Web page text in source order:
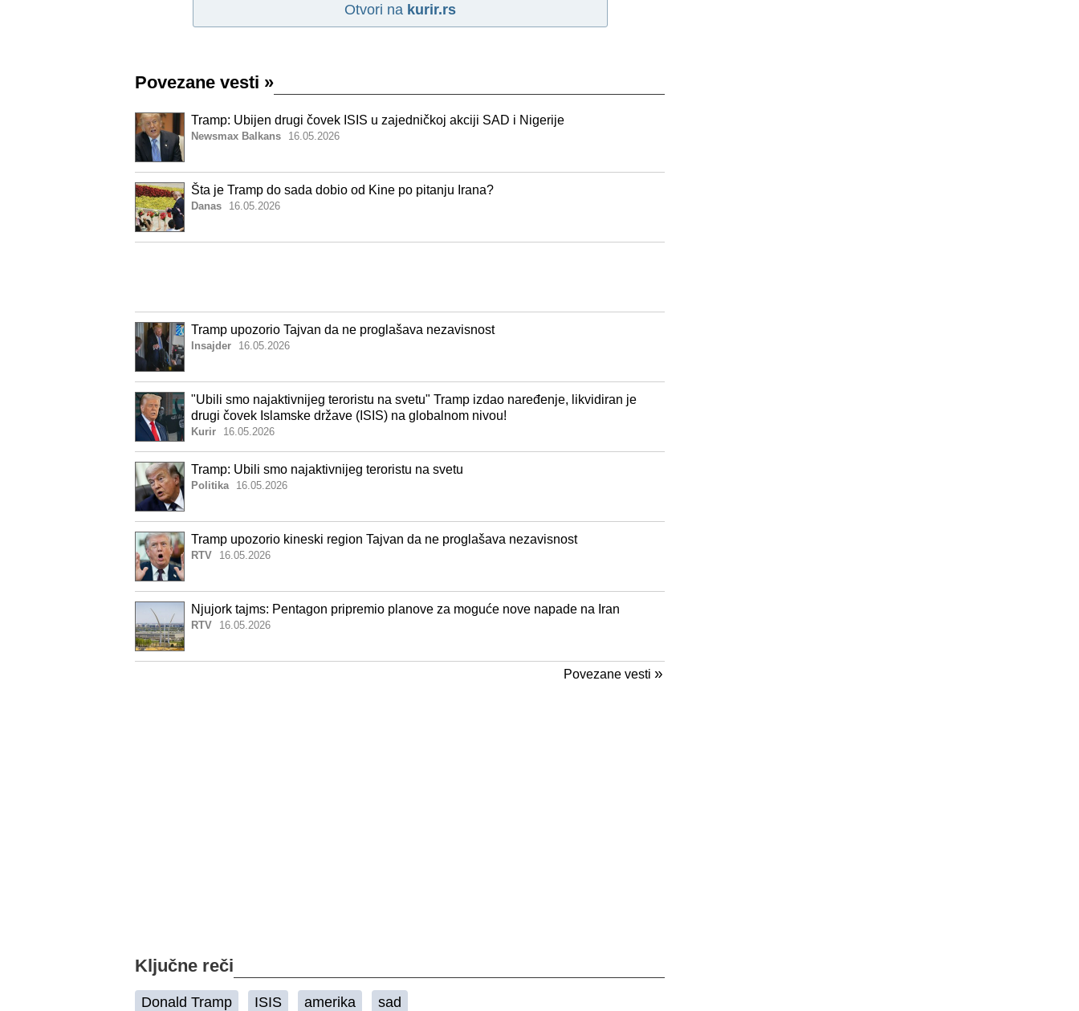
Otvori na kurir.rs
Povezane vesti »
Tramp: Ubijen drugi čovek ISIS u zajedničkoj akciji SAD i Nigerije
Newsmax Balkans 16.05.2026
Šta je Tramp do sada dobio od Kine po pitanju Irana?
Danas 16.05.2026
Tramp upozorio Tajvan da ne proglašava nezavisnost
Insajder 16.05.2026
"Ubili smo najaktivnijeg teroristu na svetu" Tramp izdao naređenje, likvidiran je
drugi čovek Islamske države (ISIS) na globalnom nivou!
Kurir 16.05.2026
Tramp: Ubili smo najaktivnijeg teroristu na svetu
Politika 16.05.2026
Tramp upozorio kineski region Tajvan da ne proglašava nezavisnost
RTV 16.05.2026
Njujork tajms: Pentagon pripremio planove za moguće nove napade na Iran
RTV 16.05.2026
Povezane vesti »
Ključne reči
Donald Tramp ISIS amerika sad